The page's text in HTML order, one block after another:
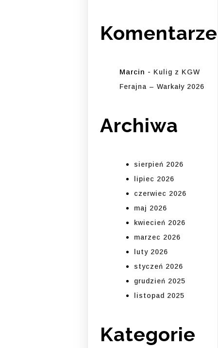
Komentarze
Marcin - Kulig z KGW
Ferajna – Warkały 2026
Archiwa
sierpień 2026
lipiec 2026
czerwiec 2026
maj 2026
kwiecień 2026
marzec 2026
luty 2026
styczeń 2026
grudzień 2025
listopad 2025
Kategorie